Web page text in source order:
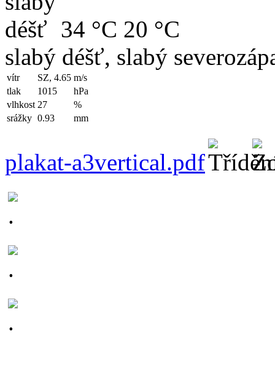
34 °C 20 °C
slabý déšť, slabý
vítr SZ, 4.65 m/s
tlak
1015
hPa
vlhkost 27
%
srážky 0.93 mm
plakat-a3vertical.pdf